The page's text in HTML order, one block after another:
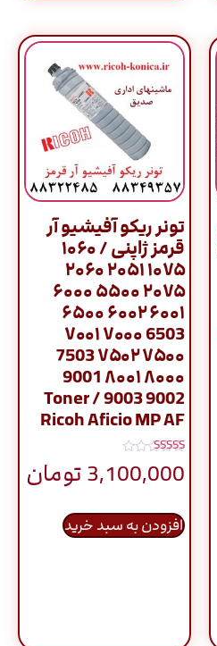
تونر ریکو آفیشیو آر
قرمز ژاپنی / ۱۰۶۰
۱۰۷۵ ۲۰۵۱ ۲۰۶۰
۲۰۷۵ ۵۵۰۰ ۶۰۰۰
۶۰۰۱ ۶۰۰۲ ۶۵۰۰
6503 ۷۰۰۰ ۷۰۰۱
۷۵۰۰ ۷۵۰۲ 7503
۸۰۰۰ ۸۰۰۱ 9001
9002 9003 / Toner
Ricoh Aficio MP AF
نمره
5.00
از 5
3,100,000تومان
افزودن به سبد خرید